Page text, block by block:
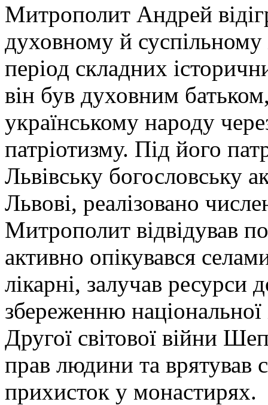
Митрополит Андрей
духовному й суспільному
період складних
він був духовним
українському народу
патріотизму. Під його
Львівську богословську
Львові, реалізовано
Митрополит відвідував
активно опікувався
лікарні, залучав
збереженню національної
Другої світової війни
прав людини та врятував
прихисток у монастирях.